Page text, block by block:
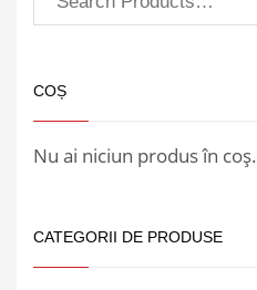
COȘ
Nu ai niciun produs în coș.
CATEGORII DE PRODUSE